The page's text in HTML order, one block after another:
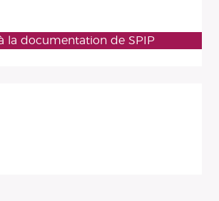
la documentation de SPIP